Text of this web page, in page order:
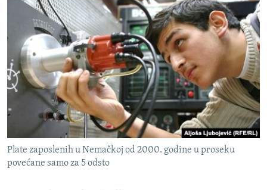
Plate zaposlenih u Nemačkoj od 2000. godine u proseku
povećane samo za 5 odsto